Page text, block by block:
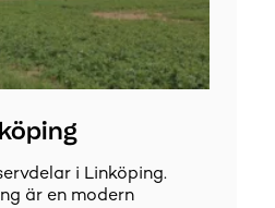
i Linköping.
är en modern